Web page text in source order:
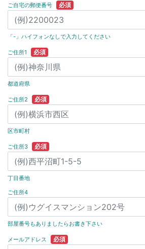
ご自宅の郵便番号 必須
「-」ハイフォンなしで入力してください
ご住所1 必須
都道府県
ご住所2 必須
区市町村
ご住所3 必須
丁目番地
ご住所4
部屋番号もありましたらお書き下さい
メールアドレス 必須